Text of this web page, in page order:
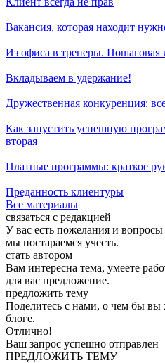
Вакансия, которая находит
Из офиса в тренеры. Пошаговая
Вкладываем в удержание!
Дружественная конкуренция:
Как запустить успешную
вторая
Платные программы: краткое
Преданность клиентуры
Все материалы
связаться с редакцией
У вас есть пожелания и
мы постараемся учесть.
стать автором
Вам интересна тема, умеете
для вас предложение.
предложить тему
Поделитесь с нами, о чем бы вы
блоге.
Отлично!
Ваш запрос успешно отправлен
ПРЕДЛОЖИТЬ ТЕМУ